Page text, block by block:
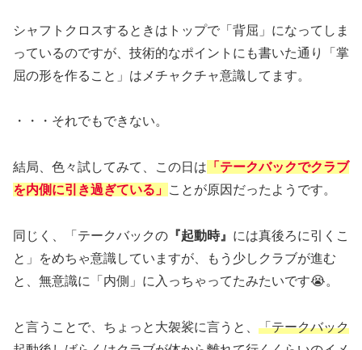
シャフトクロスするときはトップで「背屈」になってしま
っているのですが、技術的なポイントにも書いた通り「掌
屈の形を作ること」はメチャクチャ意識してます。
・・・それでもできない。
結局、色々試してみて、この日は 「テークバックでクラブ
を内側に引き過ぎている」 ことが原因だったようです。
同じく、「テークバックの 『起動時』 には真後ろに引くこ
と」をめちゃ意識していますが、もう少しクラブが進む
と、無意識に「内側」に入っちゃってたみたいです😭。
と言うことで、ちょっと大袈裟に言うと、 「テークバック